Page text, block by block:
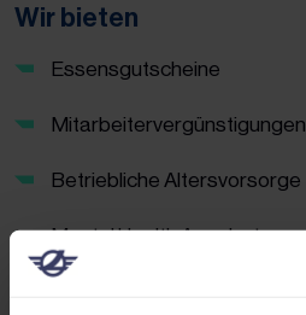
Wir bieten
Essensgutscheine
Mitarbeitervergünstigungen
Betriebliche Altersvorsorge
Mental Health Angebote